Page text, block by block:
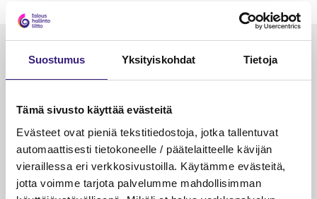
Suostumus Yksityiskohdat Tietoja
Tämä sivusto käyttää evästeitä
Evästeet ovat pieniä tekstitiedostoja, jotka tallentuvat
automaattisesti tietokoneelle / päätelaitteelle kävijän
vieraillessa eri verkkosivustoilla. Käytämme evästeitä,
jotta voimme tarjota palvelumme mahdollisimman
Luetuimmat
VEROTUS
Kulu­veloitukset arvon­lisä­
verotuksessa – omien kulujen
veloitus, kulujen edelleen­
veloitus ja läpi­laskutus
Petri Salomaa